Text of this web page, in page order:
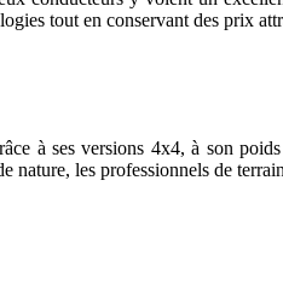
tout en conservant des prix
à ses versions 4x4, à son
nature, les professionnels de